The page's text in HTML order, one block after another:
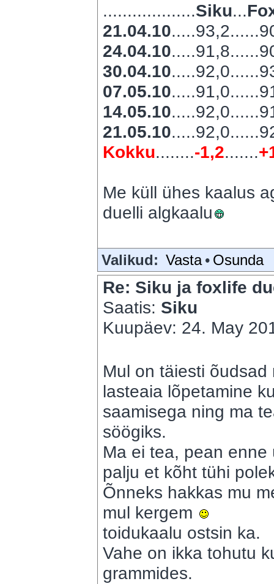
...................Siku...
21.04.10
24.04.10
30.04.10
07.05.10
14.05.10
21.05.10
Kokku........-1,2.......
Me küll ühes kaalus
duelli algkaalu
Valikud: Vasta • Osunda
Re: Siku ja foxlife
Saatis: Siku
Kuupäev: 24. May
Mul on täiesti
lasteaia lõpetamine
saamisega ning ma
söögiks.
Ma ei tea, pean
palju et kõht tühi
Õnneks hakkas mu
mul kergem
toidukaalu ostsin ka.
Vahe on ikka tohutu
grammides.